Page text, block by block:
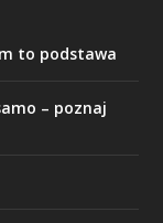
to podstawa
– poznaj